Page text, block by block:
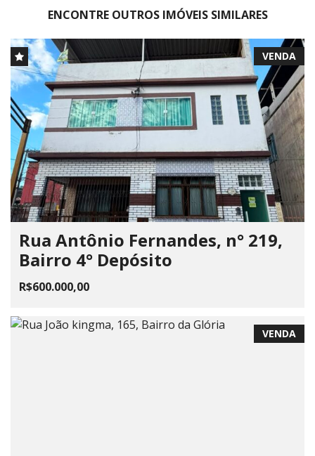
ENCONTRE OUTROS IMÓVEIS SIMILARES
VENDA
Rua Antônio Fernandes, n° 219,
Bairro 4° Depósito
R$600.000,00
VENDA